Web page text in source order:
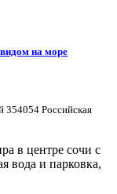
на море
354054 Российская
в центре сочи с
вода и парковка,